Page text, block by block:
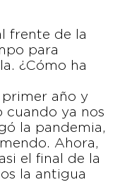
frente de la
para
¿Cómo ha
primer año y
cuando ya nos
la pandemia,
Ahora,
el final de la
la antigua